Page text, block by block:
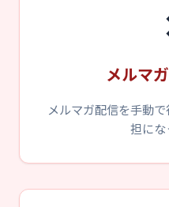
メルマ
メルマガ配信を手動
担にな